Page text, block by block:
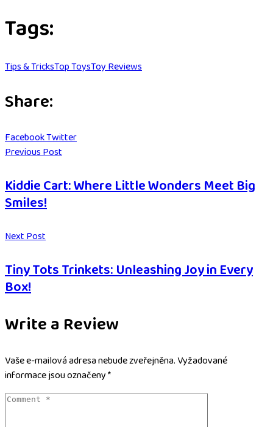
Tags:
Tips & TricksTop ToysToy Reviews
Share:
FacebookTwitterLinkedIn
Pinterest
Whatsapp
Previous Post
Kiddie Cart: Where Little Wonders Meet Big
Smiles!
Next Post
Tiny Tots Trinkets: Unleashing Joy in Every
Box!
Write a Review
Vaše e-mailová adresa nebude zveřejněna.Vyžadované
informace jsou označeny*